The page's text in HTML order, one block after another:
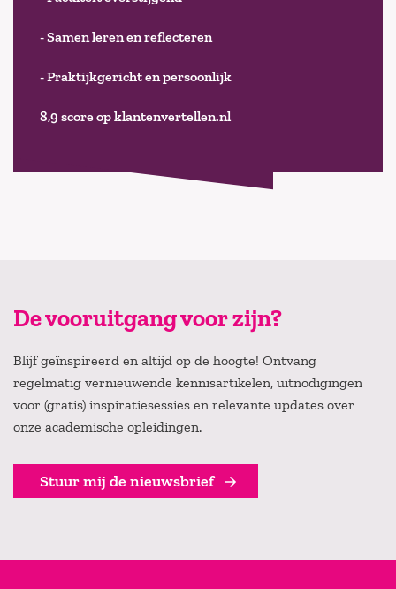
- Samen leren en reflecteren
- Praktijkgericht en persoonlijk
8,9 score op klantenvertellen.nl
De vooruitgang voor zijn?
Blijf geïnspireerd en altijd op de hoogte! Ontvang
regelmatig vernieuwende kennisartikelen, uitnodigingen
voor (gratis) inspiratiesessies en relevante updates over
onze academische opleidingen.
Stuur mij de nieuwsbrief